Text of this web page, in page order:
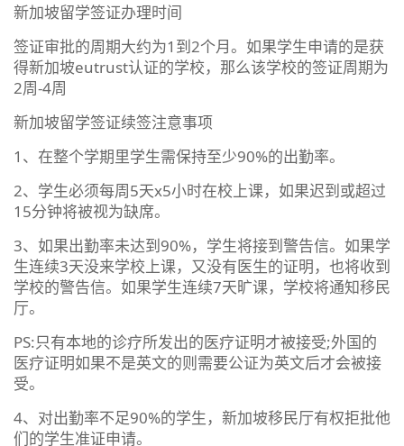
新加坡留学签证办理时间
签证审批的周期大约为1到2个月。如果学生申请的是获
得新加坡eutrust认证的学校，那么该学校的签证周期为
2周-4周
新加坡留学签证续签注意事项
1、在整个学期里学生需保持至少90%的出勤率。
2、学生必须每周5天x5小时在校上课，如果迟到或超过
15分钟将被视为缺席。
3、如果出勤率未达到90%，学生将接到警告信。如果学
生连续3天没来学校上课，又没有医生的证明，也将收到
学校的警告信。如果学生连续7天旷课，学校将通知移民
厅。
PS:只有本地的诊疗所发出的医疗证明才被接受;外国的
医疗证明如果不是英文的则需要公证为英文后才会被接
受。
4、对出勤率不足90%的学生，新加坡移民厅有权拒批他
们的学生准证申请。